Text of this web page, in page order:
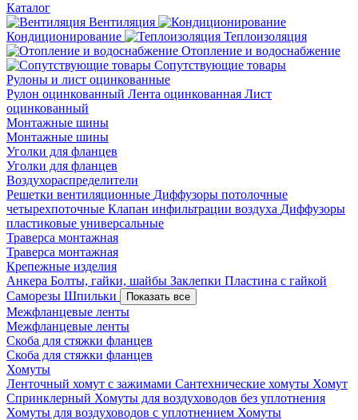
Каталог
Вентиляция
Кондиционирование
Теплоизоляция
Отопление и водоснабжение
Сопутствующие товары
Рулоны и лист оцинкованные
Рулон оцинкованный Лента оцинкованная Лист
оцинкованный
Монтажные шины
Монтажные шины
Уголки для фланцев
Уголки для фланцев
Воздухораспределители
Решетки вентиляционные Диффузоры потолочные
четырехпоточные Клапан инфильтрации воздуха Диффузоры
пластиковые универсальные
Траверса монтажная
Траверса монтажная
Крепежные изделия
Анкера Болты, гайки, шайбы Заклепки Пластина с гайкой
Саморезы Шпильки Показать все
Межфланцевые ленты
Межфланцевые ленты
Скоба для стяжки фланцев
Скоба для стяжки фланцев
Хомуты
Ленточный хомут с зажимами Сантехнические хомуты Хомут
Спринклерный Хомуты для воздуховодов без уплотнения
Хомуты для воздуховодов с уплотнением Хомуты